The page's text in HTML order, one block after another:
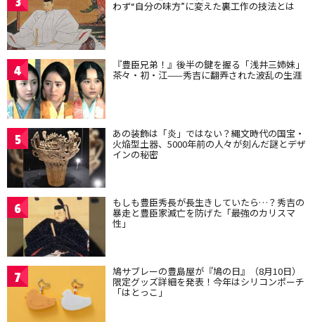
わず“自分の味方”に変えた裏工作の技法とは
4 『豊臣兄弟！』後半の鍵を握る「浅井三姉妹」
茶々・初・江——秀吉に翻弄された波乱の生涯
5 あの装飾は「炎」ではない？縄文時代の国宝・
火焔型土器、5000年前の人々が刻んだ謎とデザ
インの秘密
6 もしも豊臣秀長が長生きしていたら…？秀吉の
暴走と豊臣家滅亡を防げた「最強のカリスマ
性」
7 鳩サブレーの豊島屋が『鳩の日』（8月10日）
限定グッズ詳細を発表！今年はシリコンポーチ
「はとっこ」